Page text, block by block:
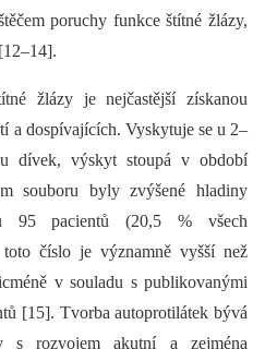
poruchy funkce štítné žlázy,
žlázy je nejčastější získanou
a dospívajících. Vyskytuje se u 2–
dívek, výskyt stoupá v období
souboru byly zvýšené hladiny
95 pacientů (20,5 % všech
toto číslo je významně vyšší než
v souladu s publikovanými
[15]. Tvorba autoprotilátek bývá
s rozvojem akutní a zejména